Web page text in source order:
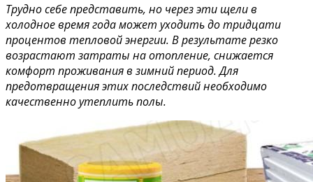
Трудно себе представить, но через эти щели в
холодное время года может уходить до тридцати
процентов тепловой энергии. В результате резко
возрастают затраты на отопление, снижается
комфорт проживания в зимний период. Для
предотвращения этих последствий необходимо
качественно утеплить полы.